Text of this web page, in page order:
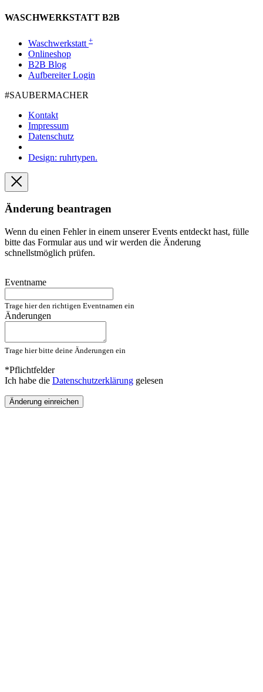
WASCHWERKSTATT B2B
Waschwerkstatt +
Onlineshop
B2B Blog
Aufbereiter Login
#SAUBER­MACHER
Kontakt
Impressum
Datenschutz
Design: ruhrtypen.
Änderung beantragen
Wenn du einen Fehler in einem unserer Events entdeckt hast, fülle
bitte das Formular aus und wir werden die Änderung
schnellstmöglich prüfen.
Eventname
Trage hier den richtigen Eventnamen ein
Änderungen
Trage hier bitte deine Änderungen ein
*Pflichtfelder
Ich habe die Datenschutzerklärung gelesen
Änderung einreichen